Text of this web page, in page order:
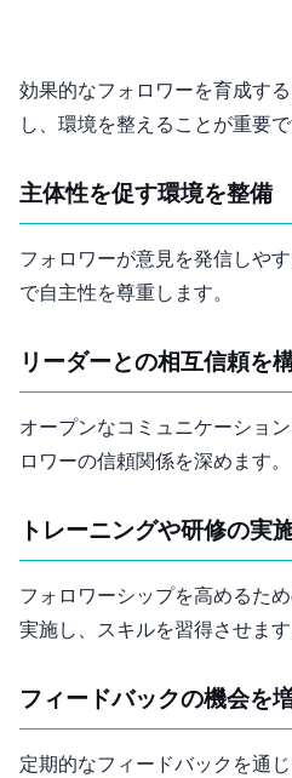
効果的なフォロワーを育成す
し、環境を整えることが重要で
主体性を促す環境を整備
フォロワーが意見を発信しや
で自主性を尊重します。
リーダーとの相互信頼を
オープンなコミュニケーショ
ロワーの信頼関係を深めます。
トレーニングや研修の実
フォロワーシップを高めるた
実施し、スキルを習得させます
フィードバックの機会を
定期的なフィードバックを通